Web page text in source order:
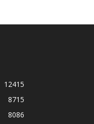
12415
8715
8086